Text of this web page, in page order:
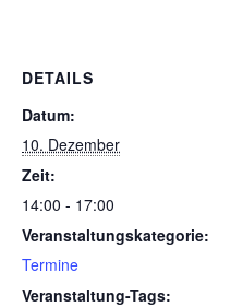
DETAILS
Datum:
10. Dezember
Zeit:
14:00 - 17:00
Veranstaltungskategorie:
Termine
Veranstaltung-Tags: